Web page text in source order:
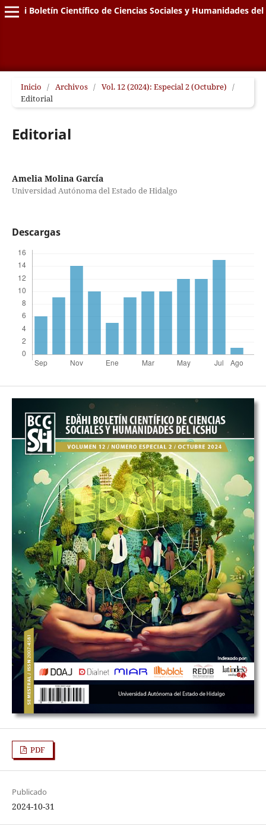
Edähi Boletín Científico de Ciencias Sociales y Humanidades del
Inicio / Archivos / Vol. 12 (2024): Especial 2 (Octubre) /
Editorial
Editorial
Amelia Molina García
Universidad Autónoma del Estado de Hidalgo
Descargas
PDF
Publicado
2024-10-31